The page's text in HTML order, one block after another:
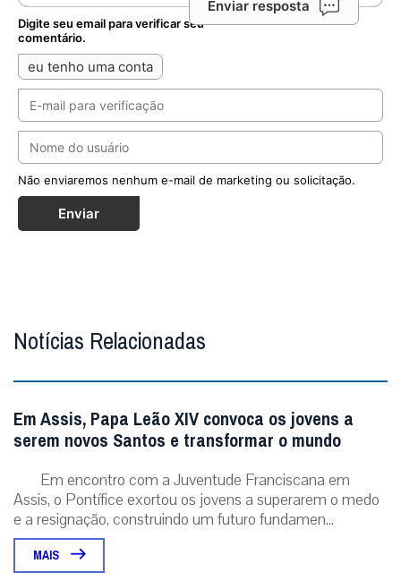
Enviar resposta
Digite seu email para verificar seu
comentário.
eu tenho uma conta
Não enviaremos nenhum e-mail de marketing ou solicitação.
Enviar
Notícias Relacionadas
Em Assis, Papa Leão XIV convoca os jovens a
serem novos Santos e transformar o mundo
Em encontro com a Juventude Franciscana em
Assis, o Pontífice exortou os jovens a superarem o medo
e a resignação, construindo um futuro fundamen...
MAIS